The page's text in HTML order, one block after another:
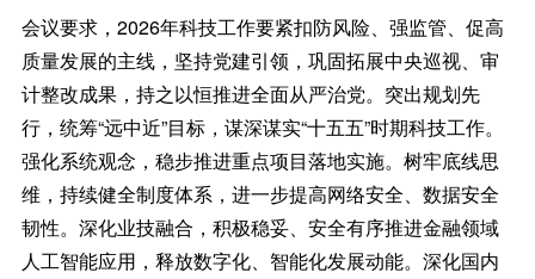
会议要求，2026年科技工作要紧扣防风险、强监管、促高
质量发展的主线，坚持党建引领，巩固拓展中央巡视、审
计整改成果，持之以恒推进全面从严治党。突出规划先
行，统筹“远中近”目标，谋深谋实“十五五”时期科技工作。
强化系统观念，稳步推进重点项目落地实施。树牢底线思
维，持续健全制度体系，进一步提高网络安全、数据安全
韧性。深化业技融合，积极稳妥、安全有序推进金融领域
人工智能应用，释放数字化、智能化发展动能。深化国内